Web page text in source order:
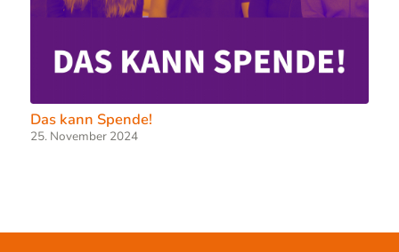
Das kann Spende!
25. November 2024